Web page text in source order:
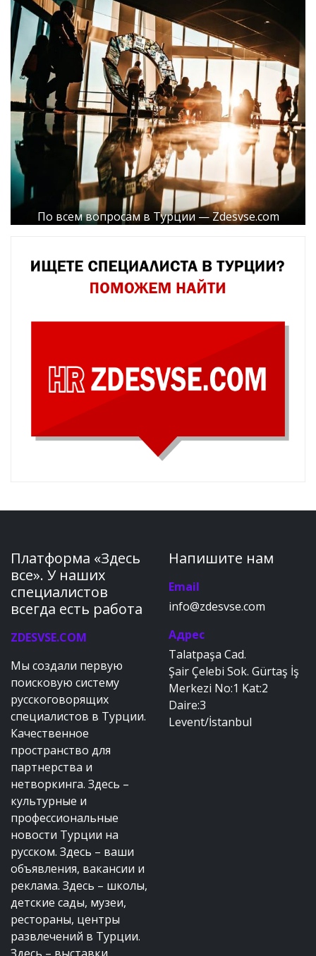
По всем вопросам в Турции — Zdesvse.com
Платформа «Здесь
все». У наших
специалистов
всегда есть работа
ZDESVSE.COM
Мы создали первую
поисковую систему
русскоговорящих
специалистов в Турции.
Качественное
пространство для
партнерства и
нетворкинга. Здесь –
культурные и
профессиональные
новости Турции на
русском. Здесь – ваши
объявления, вакансии и
реклама. Здесь – школы,
детские сады, музеи,
рестораны, центры
развлечений в Турции.
Напишите нам
Email
info@zdesvse.com
Адрес
Talatpaşa Cad.
Şair Çelebi Sok. Gürtaş İş
Merkezi No:1 Kat:2
Daire:3
Levent/İstanbul